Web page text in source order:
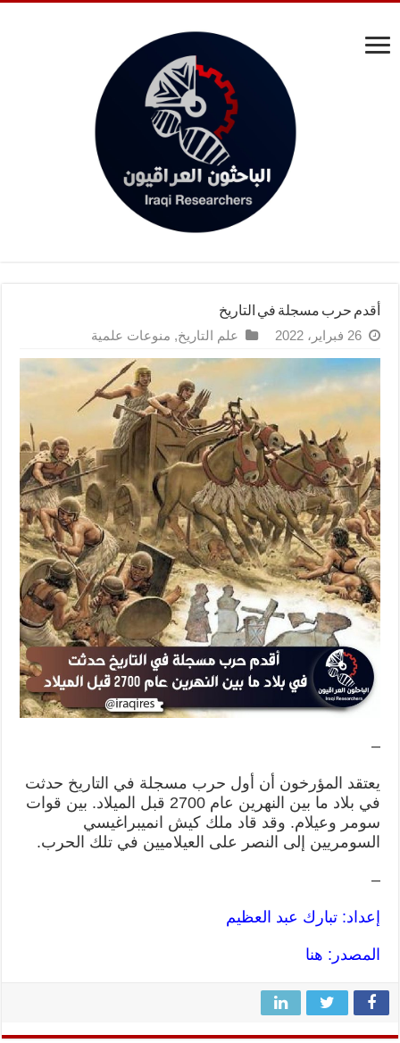
أقدم حرب مسجلة في التاريخ
26 فبراير، 2022 علم التاريخ, منوعات علمية
–
يعتقد المؤرخون أن أول حرب مسجلة في التاريخ حدثت
في بلاد ما بين النهرين عام 2700 قبل الميلاد. بين قوات
سومر وعيلام. وقد قاد ملك كيش انميبراغيسي
السومريين إلى النصر على العيلاميين في تلك الحرب.
–
إعداد: تبارك عبد العظيم
المصدر: هنا